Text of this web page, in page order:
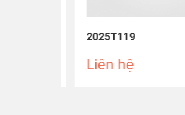
2025T119
Liên hệ